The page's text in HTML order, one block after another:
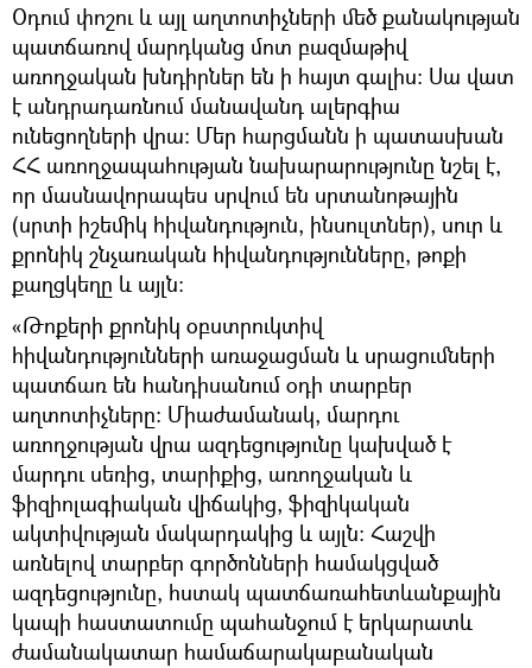
Օդում փոշու և այլ աղտոտիչների մեծ քանակության
պատճառով մարդկանց մոտ բազմաթիվ
առողջական խնդիրներ են ի հայտ գալիս։ Սա վատ
է անդրադառնում մանավանդ ալերգիա
ունեցողների վրա։ Մեր հարցմանն ի պատասխան
ՀՀ առողջապահության նախարարությունը նշել է,
որ մասնավորապես սրվում են սրտանոթային
(սրտի իշեմիկ հիվանդություն, ինսուլտներ), սուր և
քրոնիկ շնչառական հիվանդությունները, թոքի
քաղցկեղը և այլն։
«Թոքերի քրոնիկ օբստրուկտիվ
հիվանդությունների առաջացման և սրացումների
պատճառ են հանդիսանում օդի տարբեր
աղտոտիչները։ Միաժամանակ, մարդու
առողջության վրա ազդեցությունը կախված է
մարդու սեռից, տարիքից, առողջական և
ֆիզիոլագիական վիճակից, ֆիզիկական
ակտիվության մակարդակից և այլն։ Հաշվի
առնելով տարբեր գործոնների համակցված
ազդեցությունը, հստակ պատճառահետևանքային
կապի հաստատումը պահանջում է երկարատև
ժամանակատար համաճարակաբանական